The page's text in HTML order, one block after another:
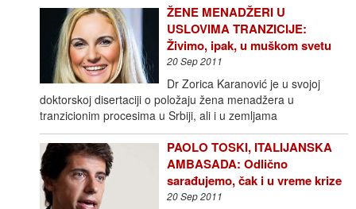
ŽENE MENADŽERI U
USLOVIMA TRANZICIJE:
Živimo, ipak, u muškom svetu
20 Sep 2011
Dr Zorica Karanović je u svojoj
doktorskoj disertaciji o položaju žena menadžera u
tranzicionim procesima u Srbiji, ali i u zemljama
PAOLO TOSKI, ITALIJANSKA
AMBASADA: Odlično
sarađujemo, čak i u vreme krize
20 Sep 2011